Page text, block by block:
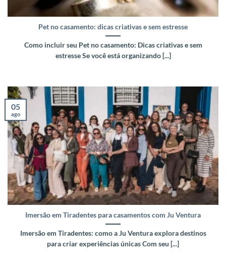
Pet no casamento: dicas criativas e sem estresse
Como incluir seu Pet no casamento: Dicas criativas e sem
estresse Se você está organizando [...]
Imersão em Tiradentes para casamentos com Ju Ventura
Imersão em Tiradentes: como a Ju Ventura explora destinos
para criar experiências únicas Com seu [...]
05
ago